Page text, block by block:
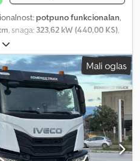
potpuno funkcionalan,
, snaga: 323,62 kW (440,00 KS),
dizel, kabina vozača:dnevna
emisioni razred:Euro 5
prostora:6.300 mm ,
ABS, diferencijalna blokada,
, Dobro stanje! Spreman za vožnju!
Hiab 211-5 sa daljinskim
sa rotatorom (15 m) Euro 5
Mali oglas